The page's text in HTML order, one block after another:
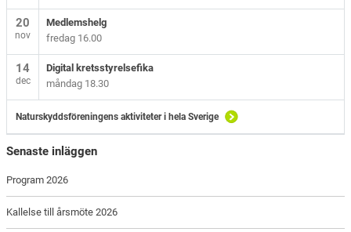
20
nov
Medlemshelg
fredag 16.00
14
dec
Digital kretsstyrelsefika
måndag 18.30
Naturskyddsföreningens aktiviteter i hela Sverige
Senaste inläggen
Program 2026
Kallelse till årsmöte 2026